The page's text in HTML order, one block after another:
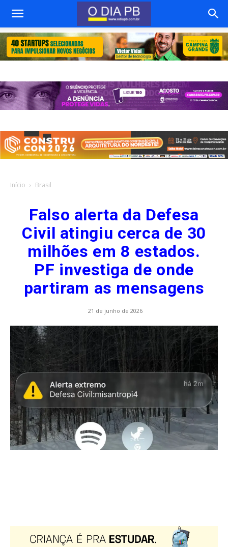
Início Brasil
Falso alerta da Defesa
Civil atingiu cerca de 30
milhões em 8 estados.
PF investiga de onde
partiram as mensagens
21 de junho de 2026